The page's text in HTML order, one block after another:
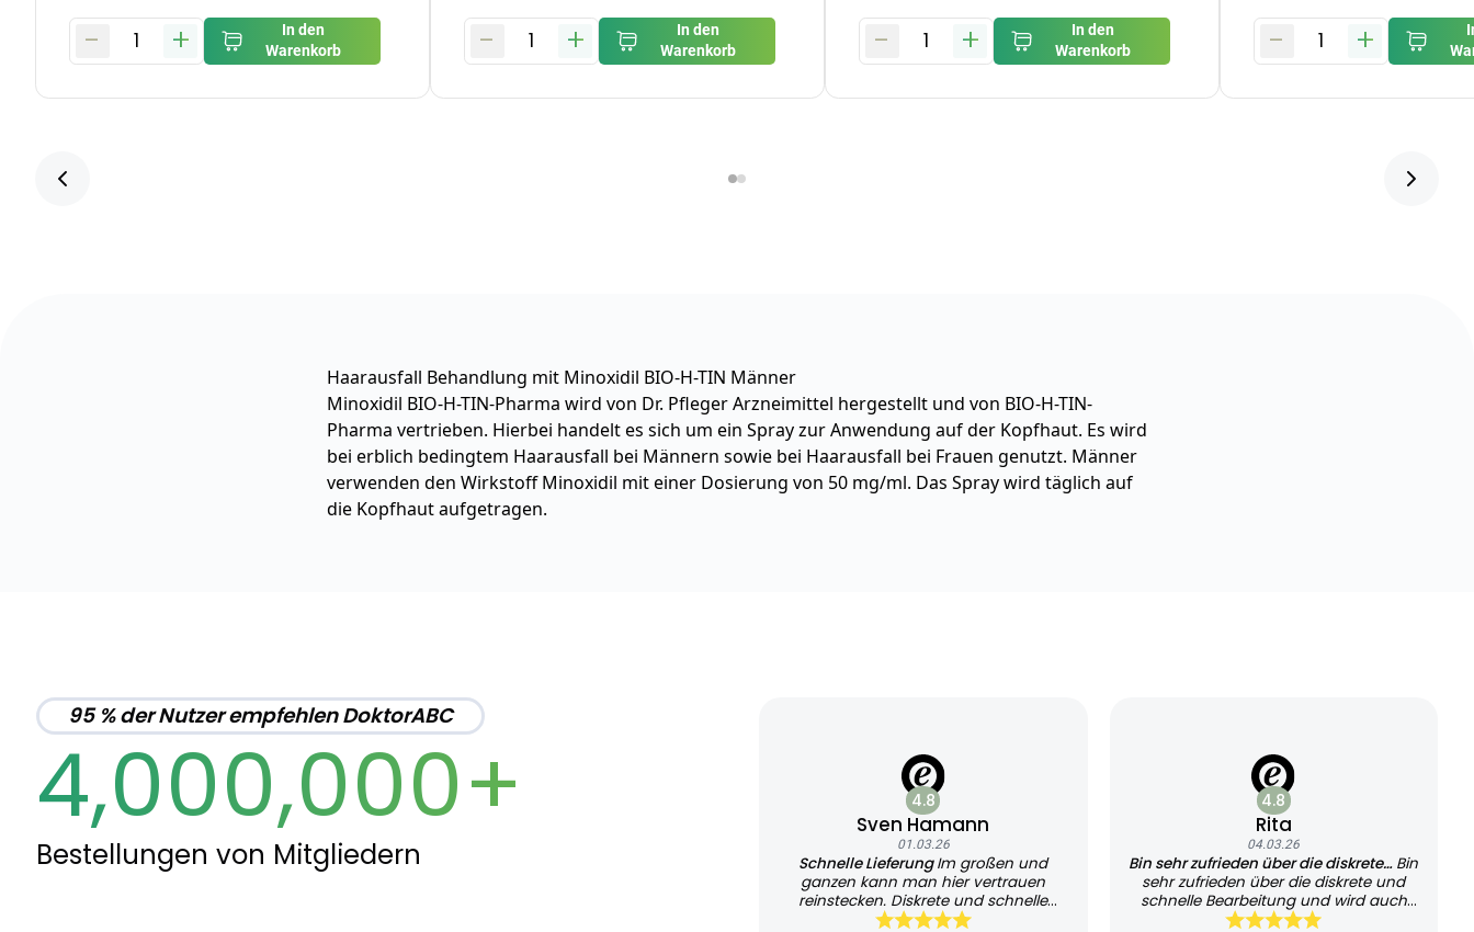
- 1 +
In den
Warenkorb
- 1 +
In den
Warenkorb
- 1 +
In den
Warenkorb
- 1 +
Haarausfall Behandlung mit Minoxidil BIO-H-TIN Männer
Minoxidil BIO-H-TIN-Pharma wird von Dr. Pfleger Arzneimittel hergestellt und von BIO-H-TIN-
Pharma vertrieben. Hierbei handelt es sich um ein Spray zur Anwendung auf der Kopfhaut. Es wird
bei erblich bedingtem Haarausfall bei Männern sowie bei Haarausfall bei Frauen genutzt. Männer
verwenden den Wirkstoff Minoxidil mit einer Dosierung von 50 mg/ml. Das Spray wird täglich auf
die Kopfhaut aufgetragen.
95 % der Nutzer empfehlen DoktorABC
4,000,000+
Bestellungen von Mitgliedern
4.8
Sven Hamann
01.03.26
Schnelle LieferungIm großen und
ganzen kann man hier vertrauen
reinstecken. Diskrete und schnelle
Lieferung
4.8
Rita
04.03.26
Bin sehr zufrieden über die diskrete… Bin
sehr zufrieden über die diskrete und
schnelle Bearbeitung und wird auch
sehr schnell geliefert, kann es jedem